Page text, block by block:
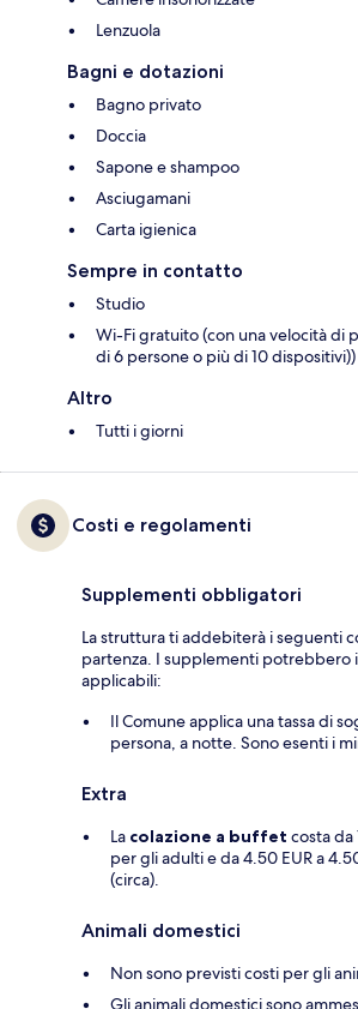
Lenzuola
Bagni e dotazioni
Bagno privato
Doccia
Sapone e shampoo
Asciugamani
Carta igienica
Sempre in contatto
Studio
Wi-Fi gratuito (con una velocità di
di 6 persone o più di 10 dispositivi))
Altro
Tutti i giorni
Costi e regolamenti
Supplementi obbligatori
La struttura ti addebiterà i seguenti
partenza. I supplementi potrebbero
applicabili:
Il Comune applica una tassa di
persona, a notte. Sono esenti i
Extra
La colazione a buffet costa da
per gli adulti e da 4.50 EUR a
(circa).
Animali domestici
Non sono previsti costi per gli
Gli animali domestici sono